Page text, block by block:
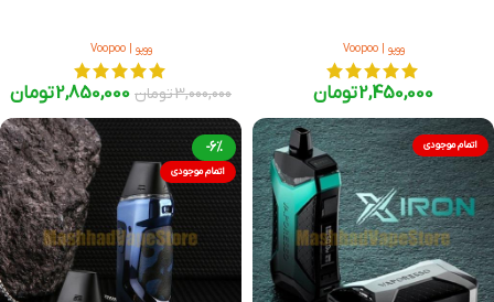
ووپو | Voopoo
2,450,000تومان
ووپو | Voopoo
3,000,000تومان 2,850,000تومان
اتمام موجودی -6%
اتمام موجودی